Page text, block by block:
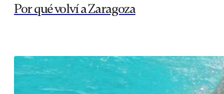
Por qué volví a Zaragoza